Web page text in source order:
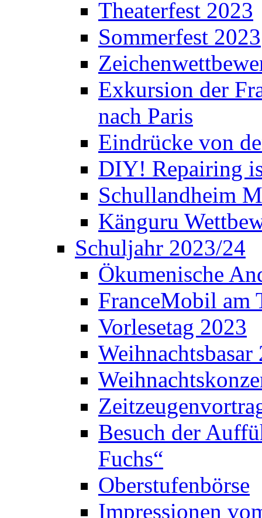
Theaterfest 2023
Sommerfest 2023
Exkursion der
nach Paris
Eindrücke von
DIY! Repairing
Schullandheim
Känguru
Schuljahr 2023/24
Ökumenische
FranceMobil am
Vorlesetag 2023
Weihnachtsbasar
Besuch der
Fuchs“
Oberstufenbörse
Impressionen